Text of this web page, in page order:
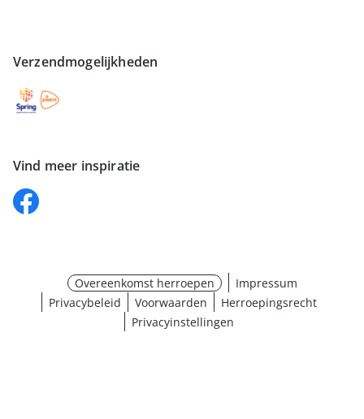
Verzendmogelijkheden
Vind meer inspiratie
Overeenkomst herroepen
Impressum
Privacybeleid
Voorwaarden
Herroepingsrecht
Privacyinstellingen